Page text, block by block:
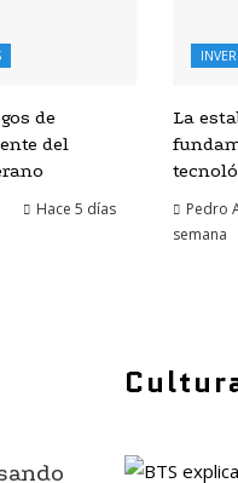
de
del
Hace 5 días
La
Pedro
semana